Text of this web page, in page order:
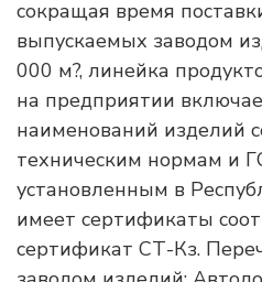
сокращая время
выпускаемых заводом
000 м?, линейка
на предприятии
наименований изделий
техническим нормам и
установленным в
имеет сертификаты
сертификат СТ-Кз.